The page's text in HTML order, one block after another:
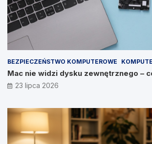
BEZPIECZEŃSTWO KOMPUTEROWE
Mac nie widzi dysku zewnętrznego –
23 lipca 2026